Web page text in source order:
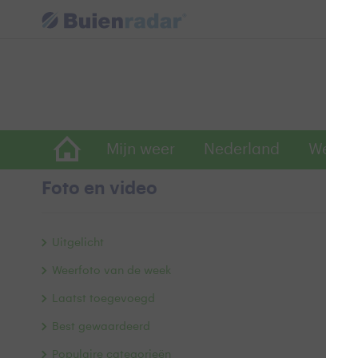
Mijn weer Nederland
Foto en video
Uitgelicht
Weerfoto van de week
Laatst toegevoegd
Best gewaardeerd
Populaire categorieën